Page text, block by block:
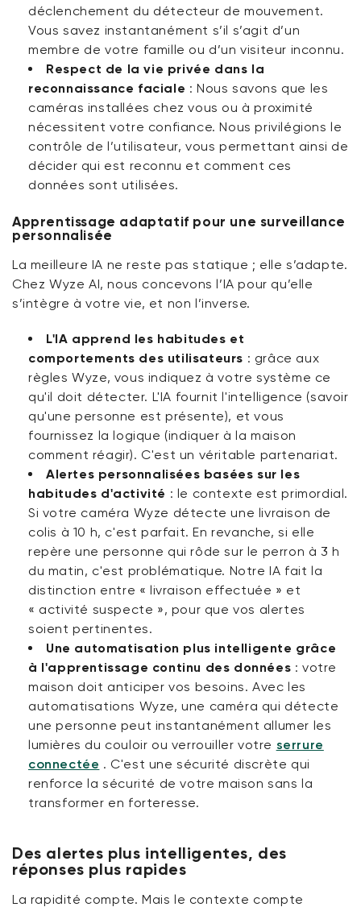
déclenchement du détecteur de mouvement.
Vous savez instantanément s’il s’agit d’un
membre de votre famille ou d’un visiteur inconnu.
Respect de la vie privée dans la
reconnaissance faciale : Nous savons que les
caméras installées chez vous ou à proximité
nécessitent votre confiance. Nous privilégions le
contrôle de l’utilisateur, vous permettant ainsi de
décider qui est reconnu et comment ces
données sont utilisées.
Apprentissage adaptatif pour une surveillance
personnalisée
La meilleure IA ne reste pas statique ; elle s’adapte.
Chez Wyze AI, nous concevons l’IA pour qu’elle
s’intègre à votre vie, et non l’inverse.
L'IA apprend les habitudes et
comportements des utilisateurs : grâce aux
règles Wyze, vous indiquez à votre système ce
qu'il doit détecter. L'IA fournit l'intelligence (savoir
qu'une personne est présente), et vous
fournissez la logique (indiquer à la maison
comment réagir). C'est un véritable partenariat.
Alertes personnalisées basées sur les
habitudes d'activité : le contexte est primordial.
Si votre caméra Wyze détecte une livraison de
colis à 10 h, c'est parfait. En revanche, si elle
repère une personne qui rôde sur le perron à 3 h
du matin, c'est problématique. Notre IA fait la
distinction entre « livraison effectuée » et
« activité suspecte », pour que vos alertes
soient pertinentes.
Une automatisation plus intelligente grâce
à l'apprentissage continu des données : votre
maison doit anticiper vos besoins. Avec les
automatisations Wyze, une caméra qui détecte
une personne peut instantanément allumer les
lumières du couloir ou verrouiller votre serrure
connectée . C'est une sécurité discrète qui
renforce la sécurité de votre maison sans la
transformer en forteresse.
Des alertes plus intelligentes, des
réponses plus rapides
La rapidité compte. Mais le contexte compte